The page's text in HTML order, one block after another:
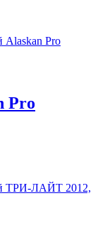
Pro